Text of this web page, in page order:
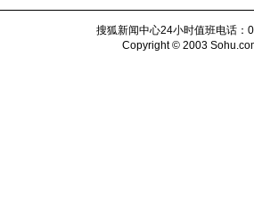
搜狐新闻中心24小时值班电话
Copyright © 2003